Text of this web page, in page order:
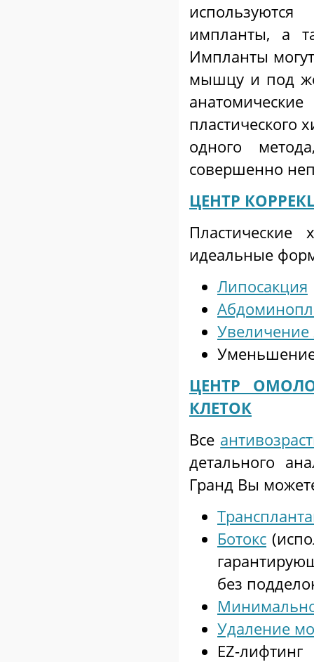
импланты, а
Импланты
мышцу и под
пластического
одного
совершенно
ЦЕНТР
Пластические
идеальные
Липосакция
Увеличение
ЦЕНТР
КЛЕТОК
Все
детального
Гранд Вы
Ботокс
без
Удаление
EZ-лифтинг